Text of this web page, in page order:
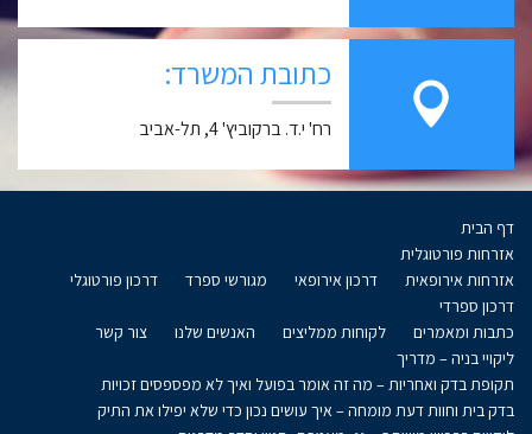
כתובת המשרד:
רח' י.ד. ברקוביץ' 4, תל-אביב
דף הבית
אזרחות פורטוגלית
אזרחות אירופאית
דרכון אירופאי מגורשי ספרד
דרכון פורטוגלי
דרכון ספרדי
כתבות ומאמרים
לקוחות ממליצים האנשים שלנו
צור קשר
ליקויי בניה – מדריך
תקופת בדק ואחריות – מה זה אומר בפועל ואיך לא מפספסים זכויות
בדק בית וחוות דעת מומחה – איך עושים נכון כדי שלא יפילו את התיק